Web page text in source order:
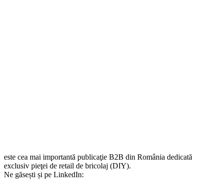
este cea mai importantă publicaţie B2B din România dedicată
exclusiv pieţei de retail de bricolaj (DIY).
Ne găsești și pe LinkedIn: